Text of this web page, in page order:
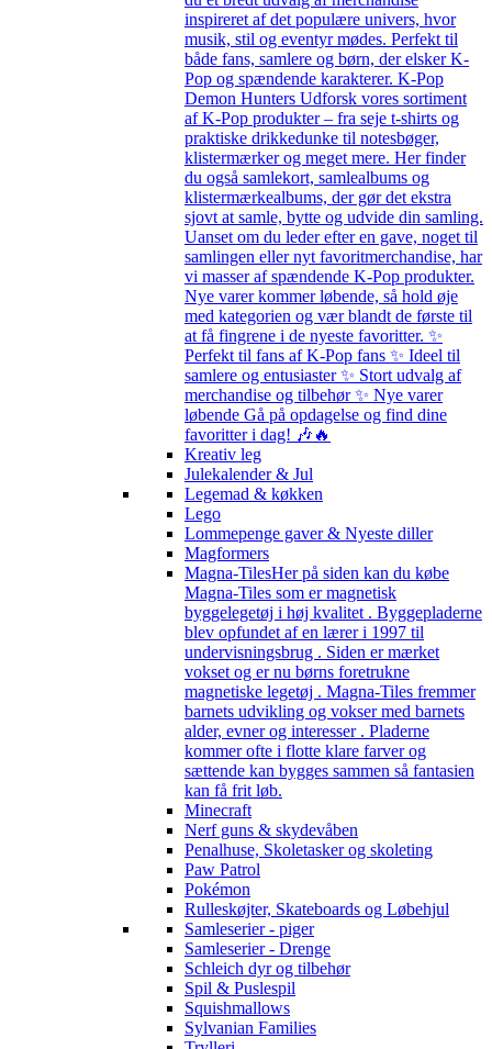
inspireret af det populære univers, hvor
musik, stil og eventyr mødes. Perfekt til
både fans, samlere og børn, der elsker K-
Pop og spændende karakterer. K-Pop
Demon Hunters Udforsk vores sortiment
af K-Pop produkter – fra seje t-shirts og
praktiske drikkedunke til notesbøger,
klistermærker og meget mere. Her finder
du også samlekort, samlealbums og
klistermærkealbums, der gør det ekstra
sjovt at samle, bytte og udvide din samling.
Uanset om du leder efter en gave, noget til
samlingen eller nyt favoritmerchandise, har
vi masser af spændende K-Pop produkter.
Nye varer kommer løbende, så hold øje
med kategorien og vær blandt de første til
at få fingrene i de nyeste favoritter. ✨
Perfekt til fans af K-Pop fans ✨ Ideel til
samlere og entusiaster ✨ Stort udvalg af
merchandise og tilbehør ✨ Nye varer
løbende Gå på opdagelse og find dine
favoritter i dag! 🎶🔥
Kreativ leg
Julekalender & Jul
Legemad & køkken
Lego
Lommepenge gaver & Nyeste diller
Magformers
Magna-TilesHer på siden kan du købe
Magna-Tiles som er magnetisk
byggelegetøj i høj kvalitet . Byggepladerne
blev opfundet af en lærer i 1997 til
undervisningsbrug . Siden er mærket
vokset og er nu børns foretrukne
magnetiske legetøj . Magna-Tiles fremmer
barnets udvikling og vokser med barnets
alder, evner og interesser . Pladerne
kommer ofte i flotte klare farver og
sættende kan bygges sammen så fantasien
kan få frit løb.
Minecraft
Nerf guns & skydevåben
Penalhuse, Skoletasker og skoleting
Paw Patrol
Pokémon
Rulleskøjter, Skateboards og Løbehjul
Samleserier - piger
Samleserier - Drenge
Schleich dyr og tilbehør
Spil & Puslespil
Squishmallows
Sylvanian Families